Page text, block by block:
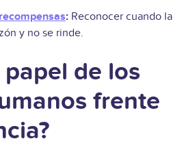
recompensas: Reconocer cuando la
y no se rinde.
papel de los
frente